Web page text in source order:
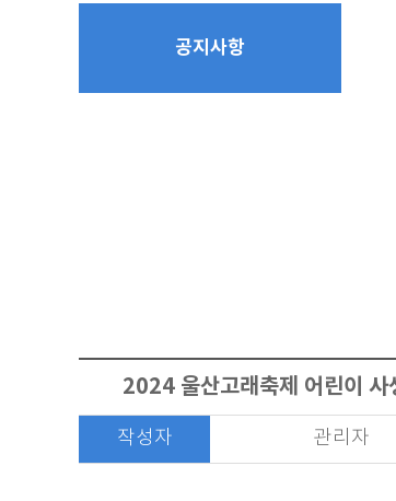
공지사항
2024 울산고래축제 어린이 사
작성자 관리자